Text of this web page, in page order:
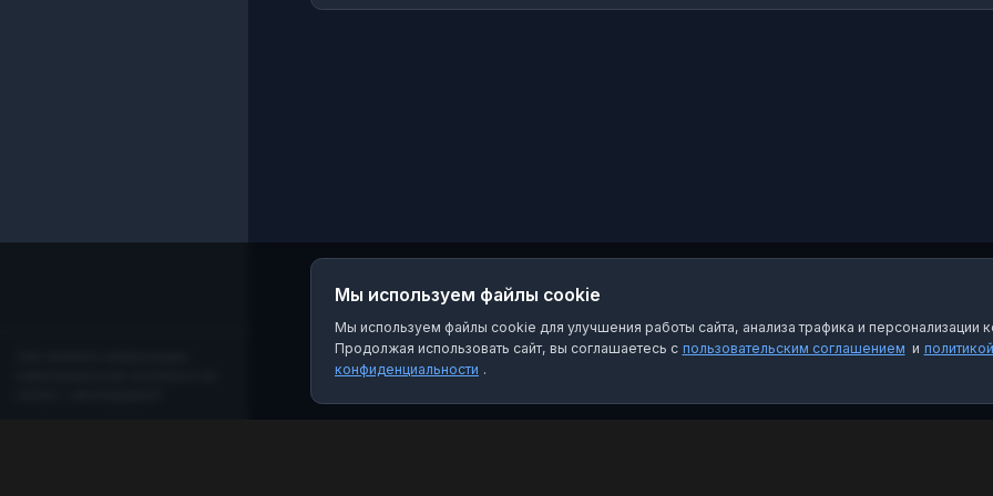
мероприятиях,
Мы используем файлы cookie
Мы используем файлы cookie для улучшения работы сайта, анализа трафика и персонализации
Продолжая использовать сайт, вы соглашаетесь с пользовательским соглашением и политикой
конфиденциальности .